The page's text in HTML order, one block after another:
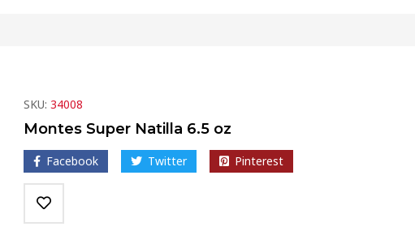
SKU: 34008
Montes Super Natilla 6.5 oz
Facebook Twitter Pinterest